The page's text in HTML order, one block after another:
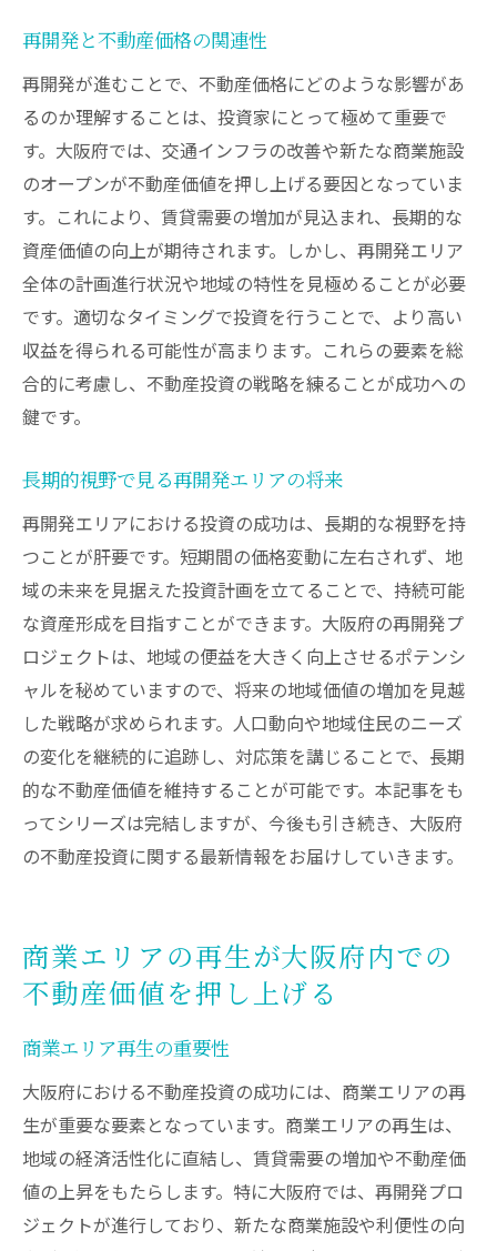
再開発と不動産価格の関連性
再開発が進むことで、不動産価格にどのような影響があ
るのか理解することは、投資家にとって極めて重要で
す。大阪府では、交通インフラの改善や新たな商業施設
のオープンが不動産価値を押し上げる要因となっていま
す。これにより、賃貸需要の増加が見込まれ、長期的な
資産価値の向上が期待されます。しかし、再開発エリア
全体の計画進行状況や地域の特性を見極めることが必要
です。適切なタイミングで投資を行うことで、より高い
収益を得られる可能性が高まります。これらの要素を総
合的に考慮し、不動産投資の戦略を練ることが成功への
鍵です。
長期的視野で見る再開発エリアの将来
再開発エリアにおける投資の成功は、長期的な視野を持
つことが肝要です。短期間の価格変動に左右されず、地
域の未来を見据えた投資計画を立てることで、持続可能
な資産形成を目指すことができます。大阪府の再開発プ
ロジェクトは、地域の便益を大きく向上させるポテンシ
ャルを秘めていますので、将来の地域価値の増加を見越
した戦略が求められます。人口動向や地域住民のニーズ
の変化を継続的に追跡し、対応策を講じることで、長期
的な不動産価値を維持することが可能です。本記事をも
ってシリーズは完結しますが、今後も引き続き、大阪府
の不動産投資に関する最新情報をお届けしていきます。
商業エリアの再生が大阪府内での
不動産価値を押し上げる
商業エリア再生の重要性
大阪府における不動産投資の成功には、商業エリアの再
生が重要な要素となっています。商業エリアの再生は、
地域の経済活性化に直結し、賃貸需要の増加や不動産価
値の上昇をもたらします。特に大阪府では、再開発プロ
ジェクトが進行しており、新たな商業施設や利便性の向